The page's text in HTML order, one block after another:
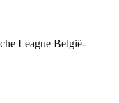
League België-